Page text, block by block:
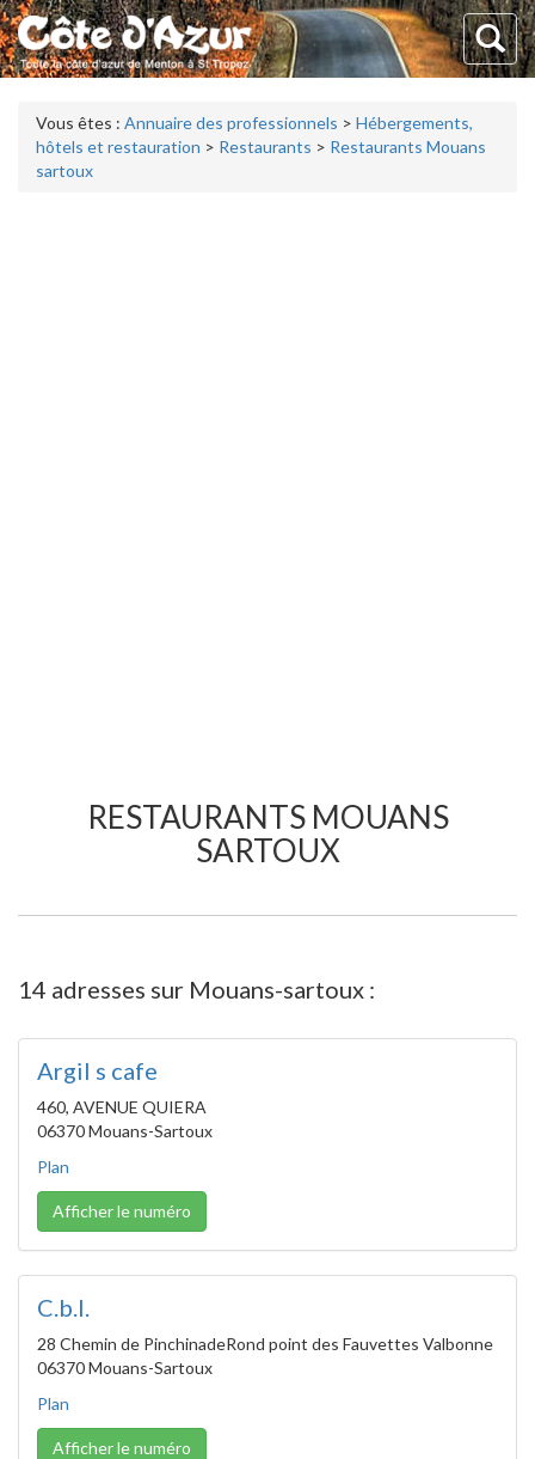
Vous êtes : Annuaire des professionnels > Hébergements,
hôtels et restauration > Restaurants > Restaurants Mouans
sartoux
RESTAURANTS MOUANS
SARTOUX
14 adresses sur Mouans-sartoux :
Argil s cafe
460, AVENUE QUIERA
06370 Mouans-Sartoux
Plan
Afficher le numéro
C.b.l.
28 Chemin de PinchinadeRond point des Fauvettes Valbonne
06370 Mouans-Sartoux
Plan
Afficher le numéro